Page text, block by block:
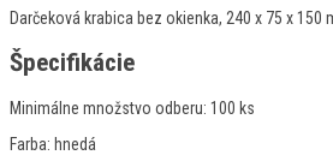
Darčeková krabica bez okienka, 240 x 75 x
Špecifikácie
Minimálne množstvo odberu: 100 ks
Farba: hnedá